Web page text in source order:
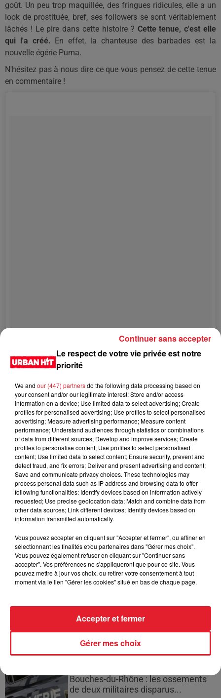
goût. Un peu trop maquillée, des fringues ridicules, elle a un
look de prostituée, bref, ses followers se sont véritablement
lâchés ! Le pire dans cette histoire ? Cette tenue, c'est elle
qui l'a créé. En effet, la chanteuse des barbades est la
nouvelle égérie Puma.
N'hésitez pas à nous dire ce que vous pensez de cette tenue
en commentaire !
Une publication partagée par badgalriri (@badgalriri) le
LES DERNIÈRES NEWS Voir plus
Jay-Z se bat contre la grand-mère
d'un homme prétendant être son fils
Cassie met fin à une ex-escorte
masculine dans sa bataille...
Des vitres tombent de la tour
Montparnasse : des désaccords
entre...
Incendies en Gironde : encore
plusieurs semaines avant
l'extinction...
Bouches-du-Rhône : les ossements
de deux militaires disparus...
Le respect de votre vie privée est notre
priorité
We and our (447) partnersdo the following data processing based on
your consent and/or our legitimate interest: Store and/or access
information on a device; Use limited data to select advertising; Create
profiles for personalised advertising; Use profiles to select personalised
advertising; Measure advertising performance; Measure content
performance; Understand audiences through statistics or combinations
of data from different sources; Develop and improve services; Create
profiles to personalise content; Use profiles to select personalised
content; Use limited data to select content; Ensure security, prevent and
detect fraud, and fix errors; Deliver and present advertising and content;
Save and communicate privacy choices. These technologies may
process personal data such as IP address and browsing data to offer
following functionalities: Identify devices based on information actively
requested; Use precise geolocation data; Match and combine data from
other data sources; Link different devices; Identify devices based on
information transmitted automatically.
Vous pouvez accepter en cliquant sur "Accepter et fermer", ou affiner en
sélectionnant les finalités et/ou partenaires dans "Gérer mes choix".
Vous pouvez également refuser en cliquant sur "Continuer sans
accepter". Vos préférences ne s'appliqueront que pour ce site. Vous
pouvez mettre à jour vos choix, ou retirer votre consentement à tout
moment via le lien "Gérer les cookies" situé en bas de chaque page.
Gérer mes choix
Accepter et fermer
Continuer sans accepter